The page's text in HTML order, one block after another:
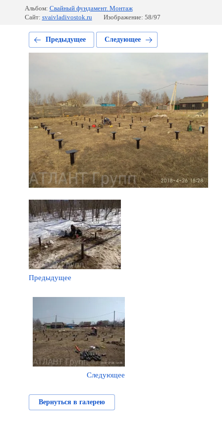
Альбом: Свайный фундамент. Монтаж
Сайт: svaivladivostok.ru Изображение: 58/97
Предыдущее Следующее
Предыдущее
Следующее
Вернуться в галерею